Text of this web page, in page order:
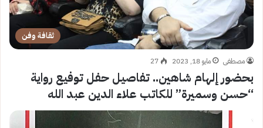
ثقافة وفن
مصطفى مايو 18, 2023 27
بحضور إلهام شاهين.. تفاصيل حفل توفيع رواية
“حسن وسميرة” للكاتب علاء الدين عبد الله